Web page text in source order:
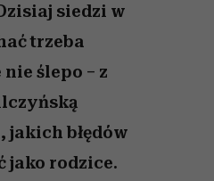
siedzi w
trzeba
ślepo – z
błędów
jako rodzice.